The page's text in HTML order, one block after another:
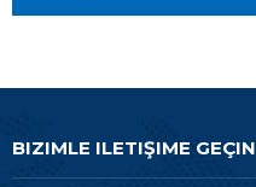
BIZIMLE ILETIŞIME GEÇIN